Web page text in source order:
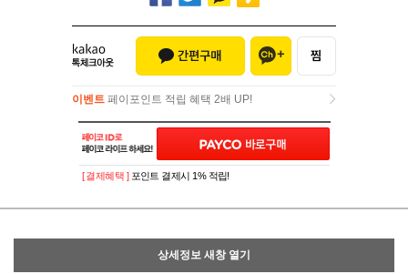
이벤트 페이포인트 적립 혜택 2배 UP!
이벤트페이포인트 적립 혜택 2배 UP!
[ 결제혜택 ] 포인트 결제시 1% 적립!
상세정보 새창 열기